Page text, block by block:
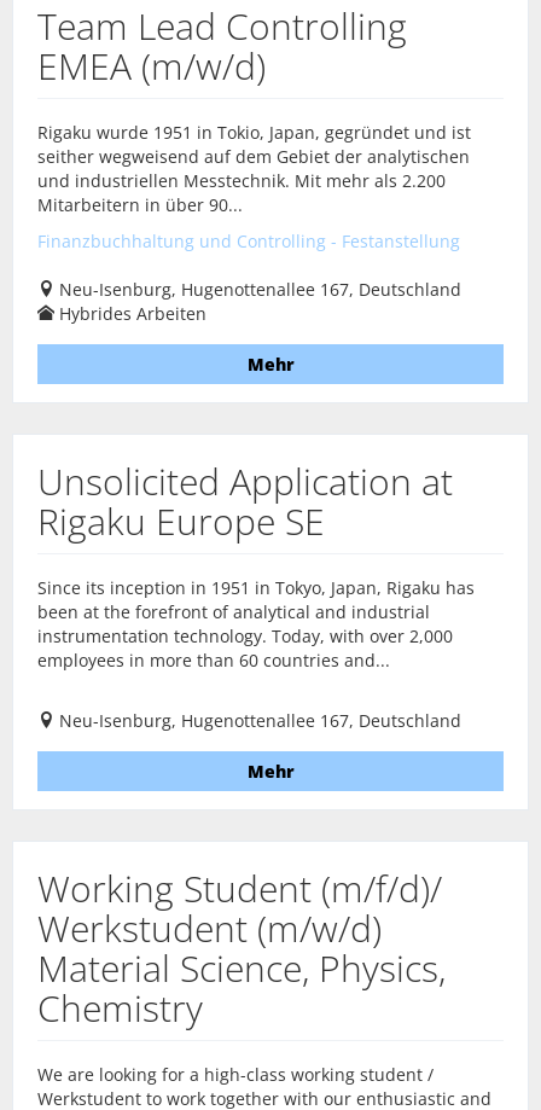
Team Lead Controlling
EMEA (m/w/d)
Rigaku wurde 1951 in Tokio, Japan, gegründet und ist
seither wegweisend auf dem Gebiet der analytischen
und industriellen Messtechnik. Mit mehr als 2.200
Mitarbeitern in über 90...
Finanzbuchhaltung und Controlling - Festanstellung
Neu-Isenburg, Hugenottenallee 167, Deutschland
Hybrides Arbeiten
Mehr
Unsolicited Application at
Rigaku Europe SE
Since its inception in 1951 in Tokyo, Japan, Rigaku has
been at the forefront of analytical and industrial
instrumentation technology. Today, with over 2,000
employees in more than 60 countries and...
Neu-Isenburg, Hugenottenallee 167, Deutschland
Mehr
Working Student (m/f/d)/
Werkstudent (m/w/d)
Material Science, Physics,
Chemistry
We are looking for a high-class working student /
Werkstudent to work together with our enthusiastic and